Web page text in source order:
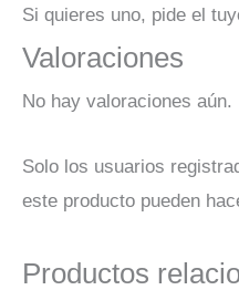
Si quieres uno, pide el
Valoraciones
No hay valoraciones aún.
Solo los usuarios
este producto pueden
Productos